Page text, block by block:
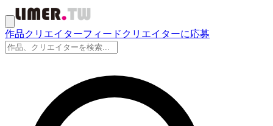
作品クリエイターフィード クリエイターに応募